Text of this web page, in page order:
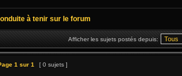
à tenir sur le forum
Afficher les sujets postés depuis:
1 sur 1 [ 0 sujets ]